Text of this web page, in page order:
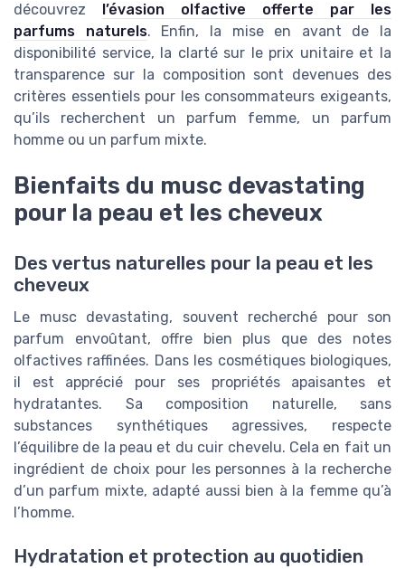
découvrez
l’évasion olfactive offerte par les
parfums naturels. Enfin, la mise en avant de la
disponibilité service, la clarté sur le prix unitaire et la
transparence sur la composition sont devenues des
critères essentiels pour les consommateurs exigeants,
qu’ils recherchent un parfum femme, un parfum
homme ou un parfum mixte.
Bienfaits du musc devastating
pour la peau et les cheveux
Des vertus naturelles pour la peau et les
cheveux
Le musc devastating, souvent recherché pour son
parfum envoûtant, offre bien plus que des notes
olfactives raffinées. Dans les cosmétiques biologiques,
il est apprécié pour ses propriétés apaisantes et
hydratantes. Sa composition naturelle, sans
substances synthétiques agressives, respecte
l’équilibre de la peau et du cuir chevelu. Cela en fait un
ingrédient de choix pour les personnes à la recherche
d’un parfum mixte, adapté aussi bien à la femme qu’à
l’homme.
Hydratation et protection au quotidien